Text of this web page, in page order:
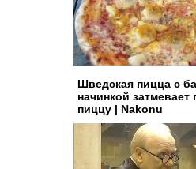
Шведская пицца с
начинкой затмевает
пиццу | Nakonu